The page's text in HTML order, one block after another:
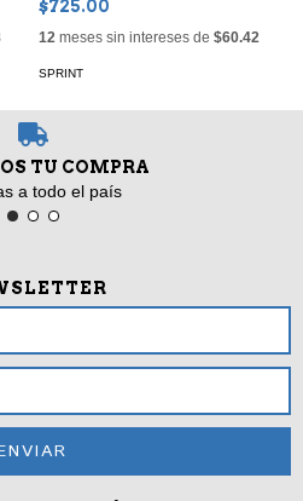
$725.00
12 meses sin intereses de $60.42
SPRINT
TU COMPRA
a todo el país